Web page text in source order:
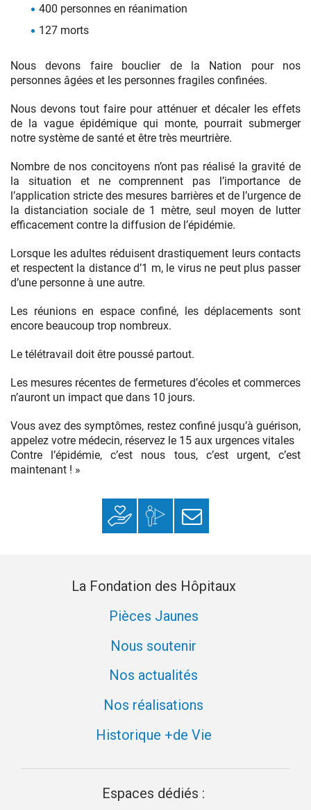
400 personnes en réanimation
127 morts
Nous devons faire bouclier de la Nation pour nos
personnes âgées et les personnes fragiles confinées.
Nous devons tout faire pour atténuer et décaler les effets
de la vague épidémique qui monte, pourrait submerger
notre système de santé et être très meurtrière.
Nombre de nos concitoyens n’ont pas réalisé la gravité de
la situation et ne comprennent pas l’importance de
l’application stricte des mesures barrières et de l’urgence de
la distanciation sociale de 1 mètre, seul moyen de lutter
efficacement contre la diffusion de l’épidémie.
Lorsque les adultes réduisent drastiquement leurs contacts
et respectent la distance d’1 m, le virus ne peut plus passer
d’une personne à une autre.
Les réunions en espace confiné, les déplacements sont
encore beaucoup trop nombreux.
Le télétravail doit être poussé partout.
Les mesures récentes de fermetures d’écoles et commerces
n’auront un impact que dans 10 jours.
Vous avez des symptômes, restez confiné jusqu’à guérison,
appelez votre médecin, réservez le 15 aux urgences vitales
Contre l’épidémie, c’est nous tous, c’est urgent, c’est
maintenant ! »
Faire un donMon espace
donateur
S’inscrire à la
newsletter
La Fondation des Hôpitaux
Pièces Jaunes
Nous soutenir
Nos actualités
Nos réalisations
Historique +de Vie
Espaces dédiés :